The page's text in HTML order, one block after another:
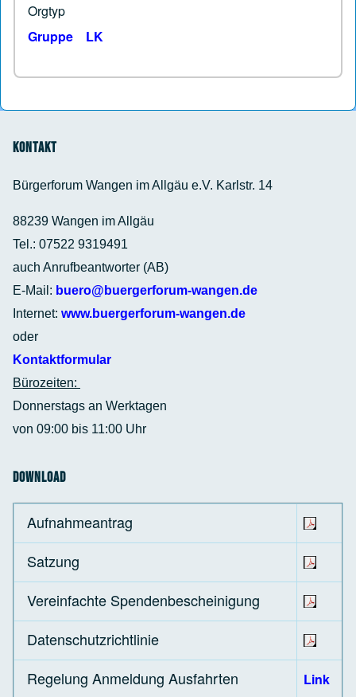
Orgtyp
Gruppe
LK
Kontakt
Bürgerforum Wangen im Allgäu e.V. Karlstr. 14
88239 Wangen im Allgäu
Tel.: 07522 9319491
auch Anrufbeantworter (AB)
E-Mail: buero@buergerforum-wangen.de
Internet: www.buergerforum-wangen.de
oder
Kontaktformular
Bürozeiten:
Donnerstags an Werktagen
von 09:00 bis 11:00 Uhr
Download
Aufnahmeantrag
Satzung
Vereinfachte Spendenbescheinigung
Datenschutzrichtlinie
Regelung Anmeldung Ausfahrten
Link